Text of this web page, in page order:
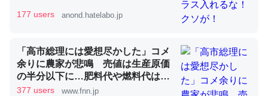
─GPTの仕組みと限界についての考察（１） - conceptualization
177 users anond.hatelabo.jp
「高市総理には愛想尽かした」コメ
余りに農家が悲鳴 売値は生産原価
の半分以下に…肥料代や燃料代は高
騰「今年でやめる」農家も｜FNNプ
377 users www.fnn.jp